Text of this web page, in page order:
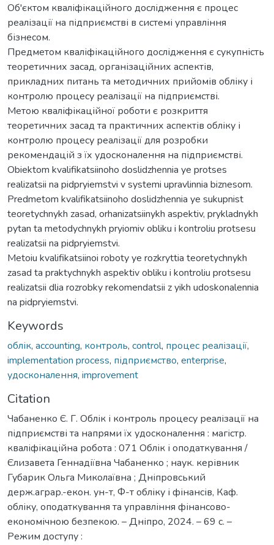
Об'єктом кваліфікаційного дослідження є процес
реалізації на підприємстві в системі управління
бізнесом.
Предметом кваліфікаційного дослідження є сукупність
теоретичних засад, організаційних аспектів,
прикладних питань та методичних прийомів обліку і
контролю процесу реалізації на підприємстві.
Метою кваліфікаційної роботи є розкриття
теоретичних засад та практичних аспектів обліку і
контролю процесу реалізації для розробки
рекомендацій з їх удосконалення на підприємстві.
Obiektom kvalifikatsiinoho doslidzhennia ye protses
realizatsii na pidpryiemstvi v systemi upravlinnia biznesom.
Predmetom kvalifikatsiinoho doslidzhennia ye sukupnist
teoretychnykh zasad, orhanizatsiinykh aspektiv, prykladnykh
pytan ta metodychnykh pryiomiv obliku i kontroliu protsesu
realizatsii na pidpryiemstvi.
Metoiu kvalifikatsiinoi roboty ye rozkryttia teoretychnykh
zasad ta praktychnykh aspektiv obliku i kontroliu protsesu
realizatsii dlia rozrobky rekomendatsii z yikh udoskonalennia
na pidpryiemstvi.
Keywords
облік, accounting, контроль, control, процес реалізації,
implementation process, підприємство, enterprise,
удосконалення, improvement
Citation
Чабаненко Є. Г. Облік і контроль процесу реалізації на
підприємстві та напрями їх удосконалення : магістр.
кваліфікаційна робота : 071 Облік і оподаткування /
Єлизавета Геннадіївна Чабаненко ; наук. керівник
Губарик Ольга Миколаївна ; Дніпровський
держ.аграр.-екон. ун-т, Ф-т обліку і фінансів, Каф.
обліку, оподаткування та управління фінансово-
економічною безпекою. – Дніпро, 2024. – 69 с. –
Режим доступу :